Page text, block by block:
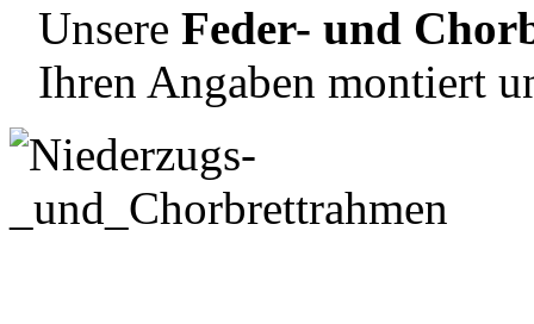
Unsere Feder- und
Ihren Angaben montiert